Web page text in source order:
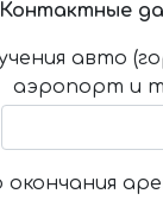
Контактные
авто
аэропорт и